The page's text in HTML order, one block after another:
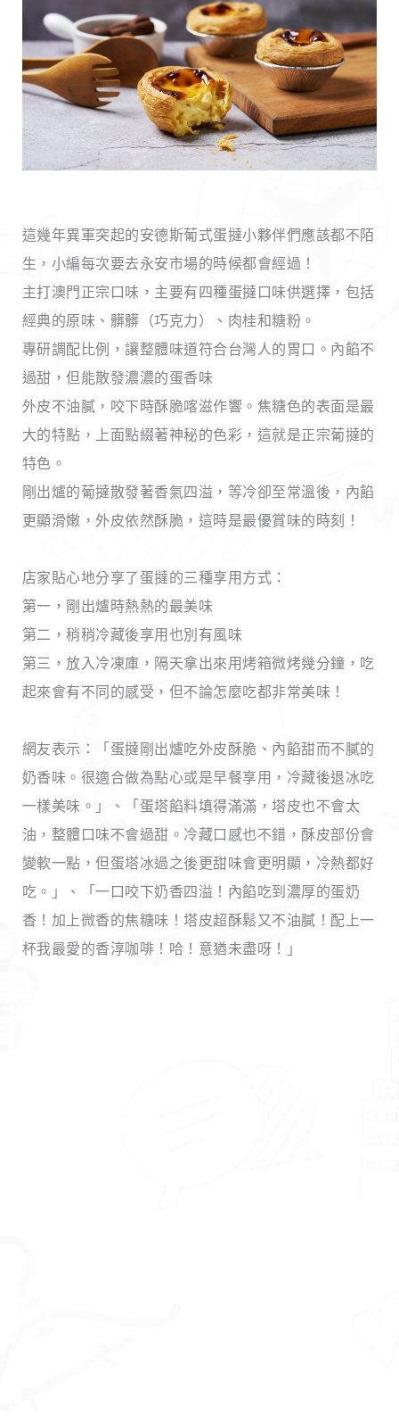
這幾年異軍突起的安德斯葡式蛋撻小夥伴們應該都不陌
生，小編每次要去永安市場的時候都會經過！
主打澳門正宗口味，主要有四種蛋撻口味供選擇，包括
經典的原味、髒髒（巧克力）、肉桂和糖粉。
專研調配比例，讓整體味道符合台灣人的胃口。內餡不
過甜，但能散發濃濃的蛋香味
外皮不油膩，咬下時酥脆喀滋作響。焦糖色的表面是最
大的特點，上面點綴著神秘的色彩，這就是正宗葡撻的
特色。
剛出爐的葡撻散發著香氣四溢，等冷卻至常溫後，內餡
更顯滑嫩，外皮依然酥脆，這時是最優賞味的時刻！
店家貼心地分享了蛋撻的三種享用方式：
第一，剛出爐時熱熱的最美味
第二，稍稍冷藏後享用也別有風味
第三，放入冷凍庫，隔天拿出來用烤箱微烤幾分鐘，吃
起來會有不同的感受，但不論怎麼吃都非常美味！
網友表示：「蛋撻剛出爐吃外皮酥脆、內餡甜而不膩的
奶香味。很適合做為點心或是早餐享用，冷藏後退冰吃
一樣美味。」、「蛋塔餡料填得滿滿，塔皮也不會太
油，整體口味不會過甜。冷藏口感也不錯，酥皮部份會
變軟一點，但蛋塔冰過之後更甜味會更明顯，冷熱都好
吃。」、「一口咬下奶香四溢！內餡吃到濃厚的蛋奶
香！加上微香的焦糖味！塔皮超酥鬆又不油膩！配上一
杯我最愛的香淳咖啡！哈！意猶未盡呀！」